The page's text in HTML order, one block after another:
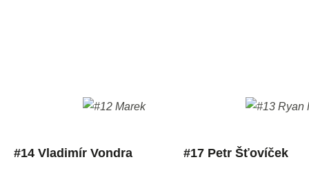
#14 Vladimír Vondra #17 Petr Šťovíček